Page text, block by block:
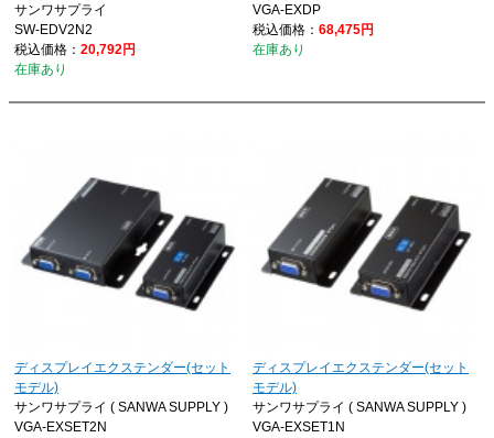
サンワサプライ
SW-EDV2N2
税込価格： 20,792円
在庫あり
VGA-EXDP
税込価格： 68,475円
在庫あり
ディスプレイエクステンダー(セット
モデル)
サンワサプライ ( SANWA SUPPLY )
VGA-EXSET2N
ディスプレイエクステンダー(セット
モデル)
サンワサプライ ( SANWA SUPPLY )
VGA-EXSET1N